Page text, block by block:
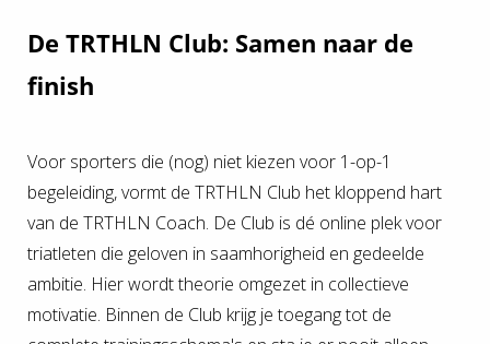
De TRTHLN Club: Samen naar de
finish
Voor sporters die (nog) niet kiezen voor 1-op-1
begeleiding, vormt de TRTHLN Club het kloppend hart
van de TRTHLN Coach. De Club is dé online plek voor
triatleten die geloven in saamhorigheid en gedeelde
ambitie. Hier wordt theorie omgezet in collectieve
motivatie. Binnen de Club krijg je toegang tot de